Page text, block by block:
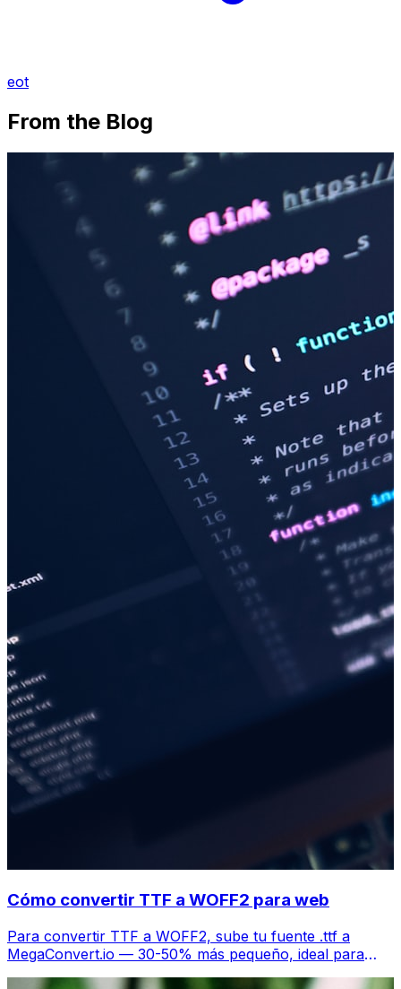
eot
From the Blog
Cómo convertir TTF a WOFF2 para web
Para convertir TTF a WOFF2, sube tu fuente .ttf a
MegaConvert.io — 30-50% más pequeño, ideal para